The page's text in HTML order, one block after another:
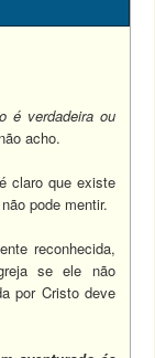
é verdadeira ou
acho.
claro que existe
pode mentir.
reconhecida,
se ele não
por Cristo deve